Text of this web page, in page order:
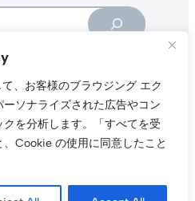
、お客様のブラウジング エク
ソナライズされた広告やコン
を分析します。
「すべてを受
Cookie の使用に同意したことX（旧